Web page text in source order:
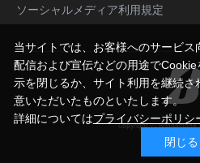
ソーシャルメディア利用規定
Copyright © Bridgestone
All Rights
当サイトでは、お客様へのサービ
配信および宣伝などの用途で
示を閉じるか、サイト利用を継続さ
意いただいたものといたします。
詳細についてはプライバシーポリシ
閉じる